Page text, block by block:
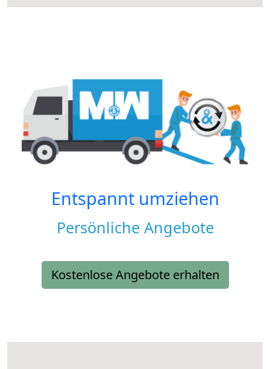
Entspannt umziehen
Persönliche Angebote
Kostenlose Angebote erhalten